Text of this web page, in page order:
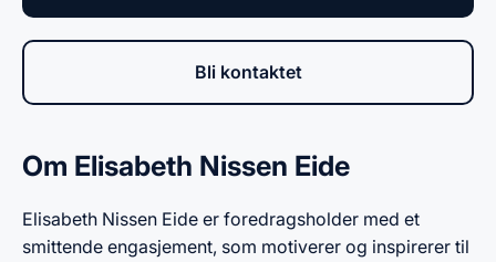
Bli kontaktet
Om Elisabeth Nissen Eide
Elisabeth Nissen Eide er foredragsholder med et
smittende engasjement, som motiverer og inspirerer til